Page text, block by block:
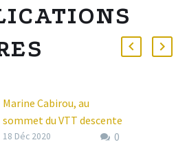
Marine Cabirou, au
sommet du VTT descente
0
18 Déc 2020